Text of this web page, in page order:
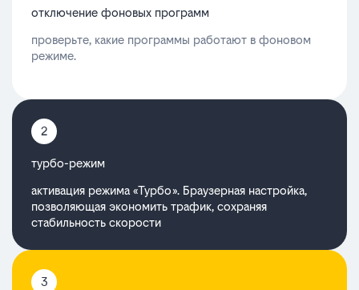
отключение фоновых программ
проверьте, какие программы работают в фоновом
режиме.
2
турбо-режим
активация режима «Турбо». Браузерная настройка,
позволяющая экономить трафик, сохраняя
стабильность скорости
3